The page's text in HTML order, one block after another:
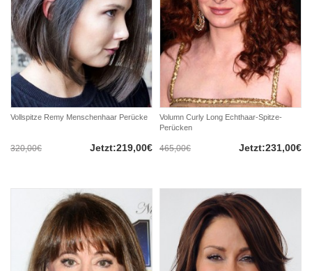
Vollspitze Remy Menschenhaar Perücke
320,00€ Jetzt:219,00€
Volumn Curly Long Echthaar-Spitze-
Perücken
465,00€ Jetzt:231,00€